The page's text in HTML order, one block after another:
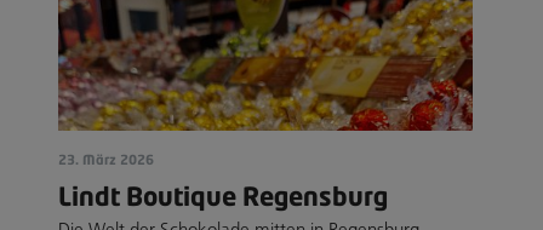
23. März 2026
Lindt Boutique Regensburg